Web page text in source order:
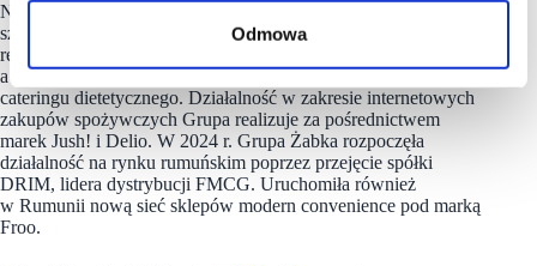
Odmowa
Należąca do niej marka Maczfit, powstała z myślą o osobach
szukających zdrowej i jednocześnie wygodnej diety, dostarcza
restauracyjnej jakości gotowe posiłki prosto do domu klienta,
a platforma Dietly to wiodąca porównywarka dostawców
cateringu dietetycznego. Działalność w zakresie internetowych
zakupów spożywczych Grupa realizuje za pośrednictwem
marek Jush! i Delio. W 2024 r. Grupa Żabka rozpoczęła
działalność na rynku rumuńskim poprzez przejęcie spółki
DRIM, lidera dystrybucji FMCG. Uruchomiła również
w Rumunii nową sieć sklepów modern convenience pod marką
Froo.